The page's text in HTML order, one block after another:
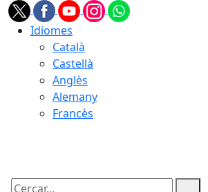
Idiomes
Català
Castellà
Anglès
Alemany
Francès